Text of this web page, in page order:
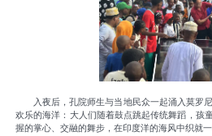
入夜后，孔院师生与当地民众一起涌入莫罗
欢乐的海洋：大人们随着鼓点跳起传统舞蹈，孩
握的掌心、交融的舞步，在印度洋的海风中织就一